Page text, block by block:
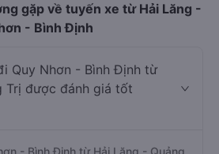
gặp về tuyến xe từ Hải Lăng -
- Bình Định
Quy Nhơn - Bình Định từ
Trị được đánh giá tốt
- Bình Định từ Hải Lăng - Quảng